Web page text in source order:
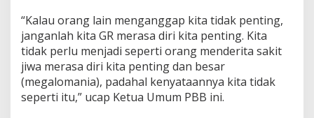
“Kalau orang lain menganggap kita tidak penting,
janganlah kita GR merasa diri kita penting. Kita
tidak perlu menjadi seperti orang menderita sakit
jiwa merasa diri kita penting dan besar
(megalomania), padahal kenyataannya kita tidak
seperti itu,” ucap Ketua Umum PBB ini.